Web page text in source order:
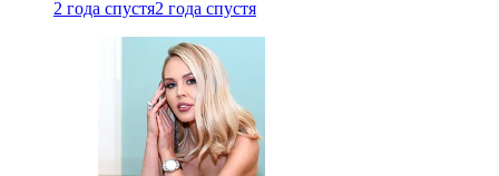
2 года спустя2 года спустя